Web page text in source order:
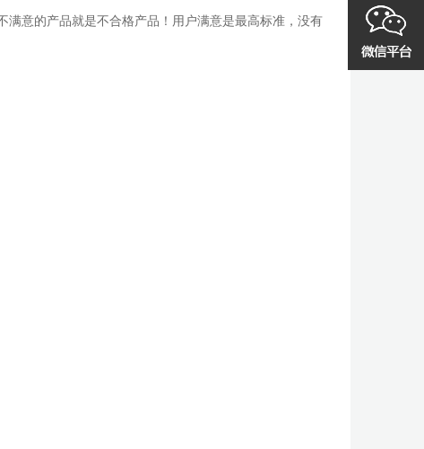
满意的产品就是不合格产品！用户满意是最高标准，没有